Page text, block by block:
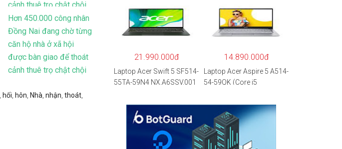
Hơn 450.000 công nhân
Đồng Nai đang chờ từng
căn hộ nhà ở xã hội
được bàn giao để thoát
cảnh thuê trọ chật chội
hối hôn Nhà nhận thoát
5500U/8GB RAM/256GB
SSD/15.6″FHD
IPS/GTX1650 4GB/Win10)
RAM/512GB/15.6″FHD/M
X350 2GB/Win 10/Bạc)
21.990.000đ
Laptop Acer Swift 5 SF514-
55TA-59N4 NX.A6SSV.001
RAM/1TB
SSD/14″FHD_Touch/Win1
0/Xanh) – Hàng chính
14.890.000đ
Laptop Acer Aspire 5 A514-
54-59QK (Core i5
RAM/512GB/14″FHD/Win
11/Vàng)